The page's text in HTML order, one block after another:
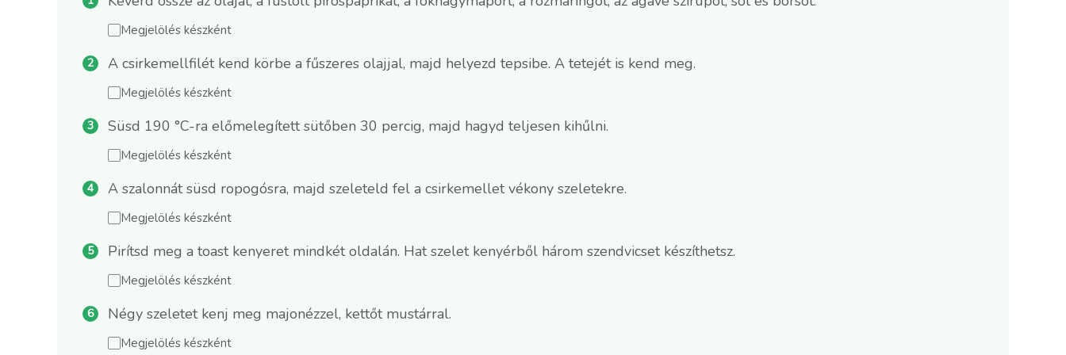
Megjelölés készként
A csirkemellfilét kend körbe a fűszeres olajjal, majd helyezd tepsibe. A tetejét is kend meg.
Megjelölés készként
Süsd 190 °C-ra előmelegített sütőben 30 percig, majd hagyd teljesen kihűlni.
Megjelölés készként
A szalonnát süsd ropogósra, majd szeleteld fel a csirkemellet vékony szeletekre.
Megjelölés készként
Pirítsd meg a toast kenyeret mindkét oldalán. Hat szelet kenyérből három szendvicset készíthetsz.
Megjelölés készként
Négy szeletet kenj meg majonézzel, kettőt mustárral.
Megjelölés készként